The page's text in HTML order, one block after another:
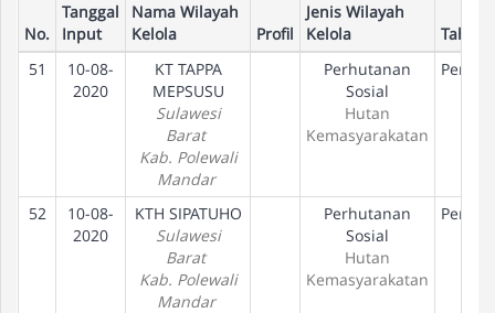
No.
Tanggal
Input
Nama Wilayah
Kelola
Profil
Jenis Wilayah
Kelola
51
10-08-
2020
KT TAPPA
MEPSUSU
Sulawesi
Barat
Kab. Polewali
Mandar
Perhutanan
Sosial
Hutan
Kemasyarakatan
52
10-08-
2020
KTH SIPATUHO
Sulawesi
Barat
Kab. Polewali
Mandar
Perhutanan
Sosial
Hutan
Kemasyarakatan